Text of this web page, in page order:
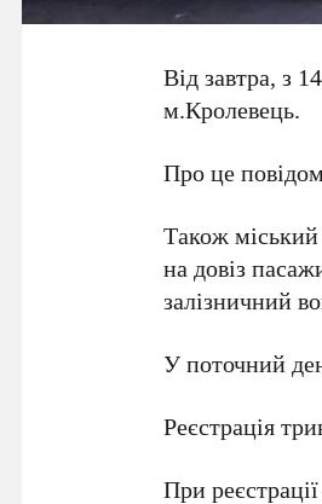
Від завтра, з
м.Кролевець.
Про це
Також міський
на довіз
залізничний
У поточний
Реєстрація
При